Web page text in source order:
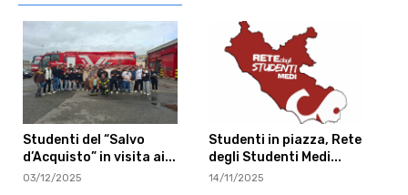
Studenti del “Salvo
d’Acquisto” in visita ai...
03/12/2025
Studenti in piazza, Rete
degli Studenti Medi...
14/11/2025